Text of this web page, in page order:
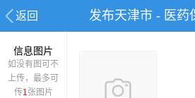
返回 发布天津市 - 医药
信息图片
如没有图可不
上传，最多可
传1张图片